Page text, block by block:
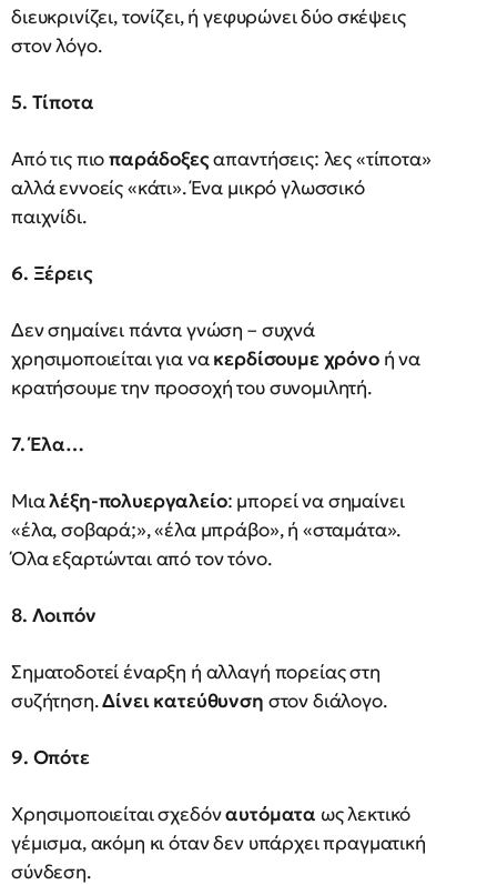
διευκρινίζει, τονίζει, ή γεφυρώνει δύο σκέψεις
στον λόγο.
5. Τίποτα
Από τις πιοπαράδοξεςαπαντήσεις: λες «τίποτα»
αλλά εννοείς «κάτι». Ένα μικρό γλωσσικό
παιχνίδι.
6. Ξέρεις
Δεν σημαίνει πάντα γνώση – συχνά
χρησιμοποιείται για νακερδίσουμε χρόνοή να
κρατήσουμε την προσοχή του συνομιλητή.
7. Έλα…
Μιαλέξη-πολυεργαλείο: μπορεί να σημαίνει
«έλα, σοβαρά;», «έλα μπράβο», ή «σταμάτα».
Όλα εξαρτώνται από τον τόνο.
8. Λοιπόν
Σηματοδοτεί έναρξη ή αλλαγή πορείας στη
συζήτηση.Δίνει κατεύθυνση στον διάλογο.
9. Οπότε
Χρησιμοποιείται σχεδόναυτόματα ως λεκτικό
γέμισμα, ακόμη κι όταν δεν υπάρχει πραγματική
σύνδεση.